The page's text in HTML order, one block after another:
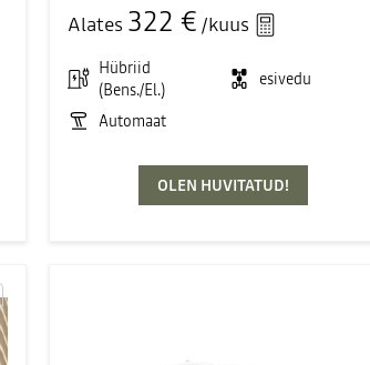
Alates 322 € /kuus
Hübriid
(Bens./El.)
esivedu
Automaat
OLEN HUVITATUD!